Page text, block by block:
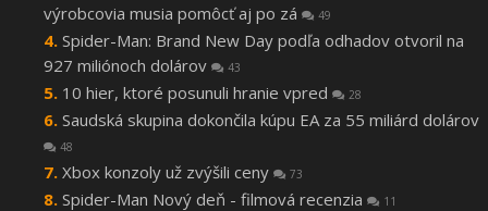
výrobcovia musia pomôcť aj po zá
49
Spider-Man: Brand New Day podľa odhadov otvoril na
927 miliónoch dolárov
43
10 hier, ktoré posunuli hranie vpred 28
Saudská skupina dokončila kúpu EA za 55 miliárd dolárov
48
Xbox konzoly už zvýšili ceny 73
Spider-Man Nový deň - filmová recenzia 11